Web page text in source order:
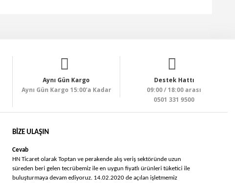
Aynı Gün Kargo
Aynı Gün Kargo 15:00'a Kadar
Destek Hattı
09:00 / 18:00 arası
0501 331 9500
BIZE ULAŞIN
Cevab
HN Ticaret olarak Toptan ve perakende alış veriş sektöründe uzun
süreden beri gelen tecrübemiz ile en uygun fiyatlı ürünleri tüketici ile
buluşturmaya devam ediyoruz. 14.02.2020 de açılan işletmemiz